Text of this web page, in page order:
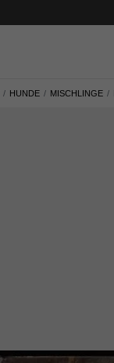
HUNDE MISCHLINGE